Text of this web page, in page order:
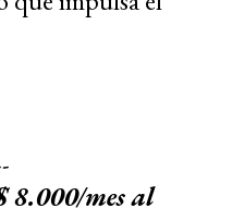
8.000/mes al